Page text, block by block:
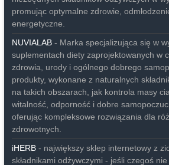
promując optymalne zdrowie,
energetyczne.
NUVIALAB- Marka specjalizująca się w
suplementach diety zaprojektowanych w
zdrowia, urody i ogólnego dobrego
produkty, wykonane z naturalnych
na takich obszarach, jak kontrola masy
witalność, odporność i dobre
oferując kompleksowe rozwiązania dla
zdrowotnych.
iHERB- największy sklep internetowy z
składnikami odżywczymi - jeśli czegoś